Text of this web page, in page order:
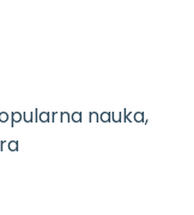
nauka,